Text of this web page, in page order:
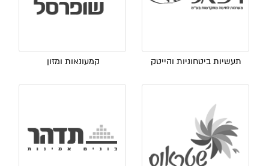
תעשיות ביטחוניות והייטק קמעונאות ומזון